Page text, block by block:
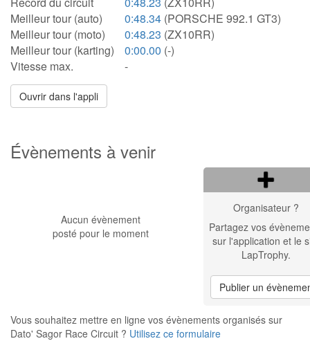
Meilleur tour (auto)
0:48.34 (PORSCHE 992.1 GT3)
Meilleur tour (moto)
0:48.23 (ZX10RR)
Meilleur tour (karting)
0:00.00 (-)
Vitesse max.
-
Ouvrir dans l'appli
Évènements à venir
Aucun évènement
posté pour le moment
Organisateur ?
Partagez vos
sur l'application et le
LapTrophy.
Publier un
Vous souhaitez mettre en ligne vos évènements organisés sur
Dato' Sagor Race Circuit ? Utilisez ce formulaire